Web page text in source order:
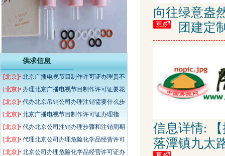
向往绿意盎
团建定
信息详情:
落潭镇九太
供求信息
[北京]• 北京广播电视节目制作许可证办理贵不
贵？手续复杂吗？
[北京]• 办理北京广播电视节目制作许可证要花
多少钱？
[北京]• 代办北京吊销公司办理注销需要什么步
骤和要求
[北京]• 北京广播电视节目制作许可证办理指
南：详细费用、手续及注意事项
[北京]• 代办北京公司注销办理步骤和注销周期
[北京]• 代理北京公司办理危险化学品经营许可
证办理条件和办理流程
[北京]• 北京公司办理危险化学品经营许可证办